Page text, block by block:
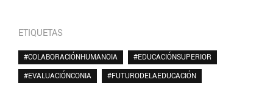
ETIQUETAS
#COLABORACIÓNHUMANOIA
#EDUCACIÓNSUPERIOR
#EVALUACIÓNCONIA
#FUTURODELAEDUCACIÓN